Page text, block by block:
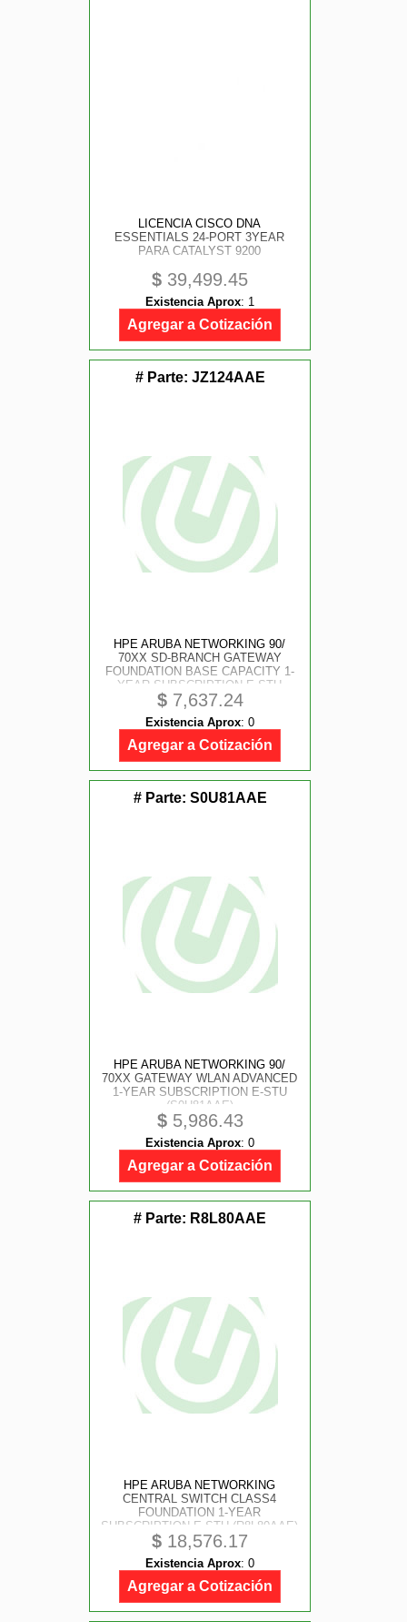
LICENCIA CISCO DNA
ESSENTIALS 24-PORT 3YEAR
PARA CATALYST 9200
$ 39,499.45
Existencia Aprox: 1
Agregar a Cotización
# Parte: JZ124AAE
HPE ARUBA NETWORKING 90/
70XX SD-BRANCH GATEWAY
FOUNDATION BASE CAPACITY 1-
YEAR SUBSCRIPTION E-STU
(JZ124AAE)
$7,637.24
Existencia Aprox: 0
Agregar a Cotización
# Parte: S0U81AAE
HPE ARUBA NETWORKING 90/
70XX GATEWAY WLAN ADVANCED
1-YEAR SUBSCRIPTION E-STU
(S0U81AAE)
$5,986.43
Existencia Aprox: 0
Agregar a Cotización
# Parte: R8L80AAE
HPE ARUBA NETWORKING
CENTRAL SWITCH CLASS4
FOUNDATION 1-YEAR
SUBSCRIPTION E-STU (R8L80AAE)
$ 18,576.17
Existencia Aprox: 0
Agregar a Cotización